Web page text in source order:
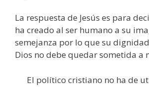
La respuesta de Jesús es para
ha creado al ser humano a su
semejanza por lo que su
Dios no debe quedar sometida a
El político cristiano no ha de